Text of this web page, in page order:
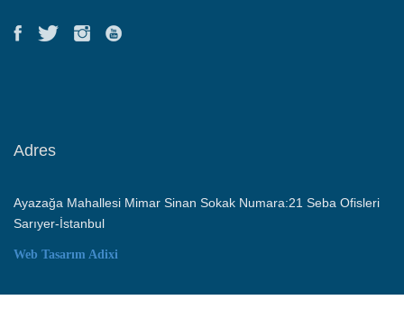
Adres
Ayazağa Mahallesi Mimar Sinan Sokak Numara:21 Seba Ofisleri
Sarıyer-İstanbul
Web Tasarım Adixi